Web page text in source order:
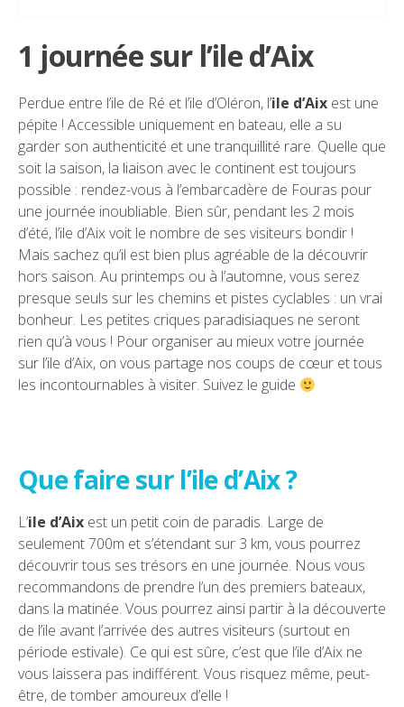
1 journée sur l’ile d’Aix
Perdue entre l’ile de Ré et l’ile d’Oléron, l’ile d’Aix est une
pépite ! Accessible uniquement en bateau, elle a su
garder son authenticité et une tranquillité rare. Quelle que
soit la saison, la liaison avec le continent est toujours
possible : rendez-vous à l’embarcadère de Fouras pour
une journée inoubliable. Bien sûr, pendant les 2 mois
d’été, l’ile d’Aix voit le nombre de ses visiteurs bondir !
Mais sachez qu’il est bien plus agréable de la découvrir
hors saison. Au printemps ou à l’automne, vous serez
presque seuls sur les chemins et pistes cyclables : un vrai
bonheur. Les petites criques paradisiaques ne seront
rien qu’à vous ! Pour organiser au mieux votre journée
sur l’ile d’Aix, on vous partage nos coups de cœur et tous
les incontournables à visiter. Suivez le guide
Que faire sur l’ile d’Aix ?
L’ile d’Aix est un petit coin de paradis. Large de
seulement 700m et s’étendant sur 3 km, vous pourrez
découvrir tous ses trésors en une journée. Nous vous
recommandons de prendre l’un des premiers bateaux,
dans la matinée. Vous pourrez ainsi partir à la découverte
de l’ile avant l’arrivée des autres visiteurs (surtout en
période estivale). Ce qui est sûre, c’est que l’ile d’Aix ne
vous laissera pas indifférent. Vous risquez même, peut-
être, de tomber amoureux d’elle !